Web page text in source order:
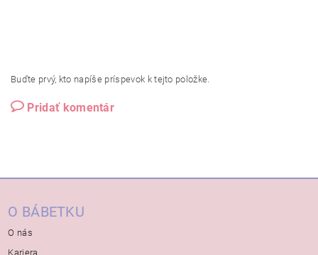
Buďte prvý, kto napíše príspevok k tejto položke.
Pridať komentár
O BÁBETKU
O nás
Kariera